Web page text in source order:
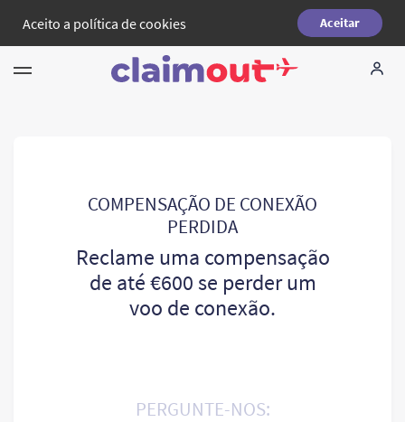
Aceito a política de cookies Aceitar
Language: PT
COMPENSAÇÃO DE CONEXÃO
PERDIDA
Reclame uma compensação
de até €600 se perder um
voo de conexão.
PERGUNTE-NOS: